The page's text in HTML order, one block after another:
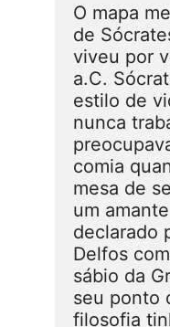
O mapa
de
viveu por
a.C.
estilo de
nunca
comia
mesa de
um
declarado
Delfos
sábio da
seu ponto
filosofia